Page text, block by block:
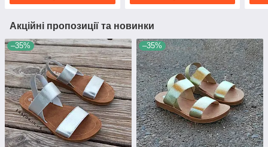
Акційні пропозиції та новинки
–35% –35%